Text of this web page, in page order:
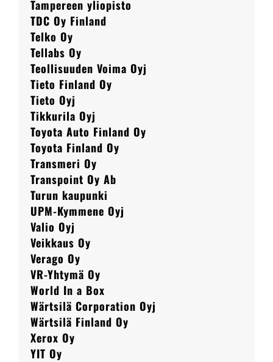
Tampereen yliopisto
TDC Oy Finland
Telko Oy
Tellabs Oy
Teollisuuden Voima Oyj
Tieto Finland Oy
Tieto Oyj
Tikkurila Oyj
Toyota Auto Finland Oy
Toyota Finland Oy
Transmeri Oy
Transpoint Oy Ab
Turun kaupunki
UPM-Kymmene Oyj
Valio Oyj
Veikkaus Oy
Verago Oy
VR-Yhtymä Oy
World In a Box
Wärtsilä Corporation Oyj
Wärtsilä Finland Oy
Xerox Oy
YIT Oy